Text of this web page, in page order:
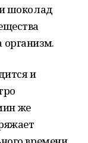
шоколад
организм.
и
же